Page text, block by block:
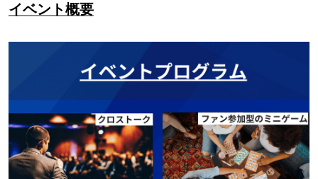
イベント概要